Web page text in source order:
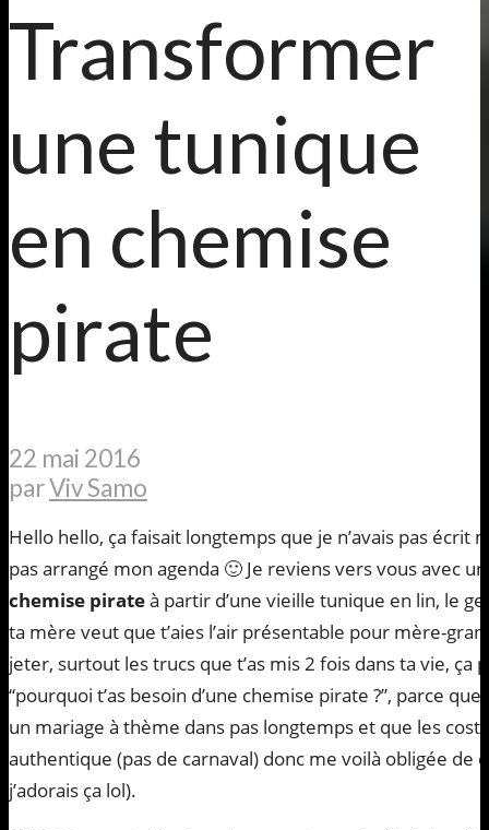
Transformer
une tunique
en chemise
pirate
22 mai 2016
parViv Samo
Hello hello, ça faisait longtemps que je n’avais pas écrit
pas arrangé mon agenda 🙂 Je reviens vers vous avec
chemise pirateà partir d’une vieille tunique en lin, le
ta mère veut que t’aies l’air présentable pour mère-
jeter, surtout les trucs que t’as mis 2 fois dans ta vie, ça
“pourquoi t’as besoin d’une chemise pirate ?”, parce
un mariage à thème dans pas longtemps et que les
authentique (pas de carnaval) donc me voilà obligée de
j’adorais ça lol).